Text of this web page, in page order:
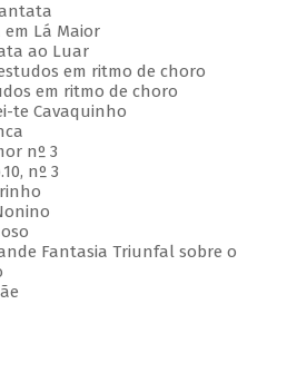
em Lá Maior
ao Luar
em ritmo de choro
em ritmo de choro
te Cavaquinho
nº 3
nº 3
Fantasia Triunfal sobre o